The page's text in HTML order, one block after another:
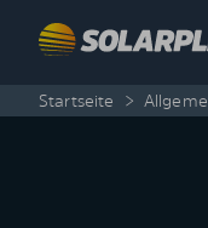
Startseite >